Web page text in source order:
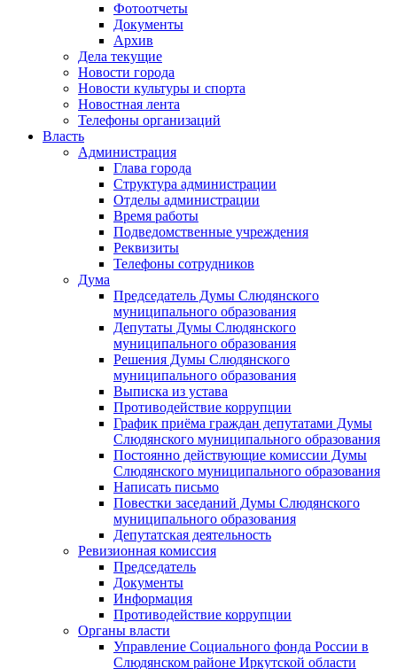
Фотоотчеты
Документы
Архив
Дела текущие
Новости города
Новости культуры и спорта
Новостная лента
Телефоны организаций
Власть
Администрация
Глава города
Структура администрации
Отделы администрации
Время работы
Подведомственные учреждения
Реквизиты
Телефоны сотрудников
Дума
Председатель Думы Слюдянского
муниципального образования
Депутаты Думы Слюдянского
муниципального образования
Решения Думы Слюдянского
муниципального образования
Выписка из устава
Противодействие коррупции
График приёма граждан депутатами Думы
Слюдянского муниципального образования
Постоянно действующие комиссии Думы
Слюдянского муниципального образования
Написать письмо
Повестки заседаний Думы Слюдянского
муниципального образования
Депутатская деятельность
Ревизионная комиссия
Председатель
Документы
Информация
Противодействие коррупции
Органы власти
Управление Социального фонда России в
Слюдянском районе Иркутской области